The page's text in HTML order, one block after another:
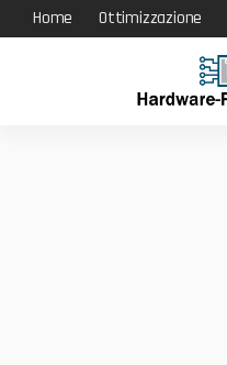
Home Ottimizzazione